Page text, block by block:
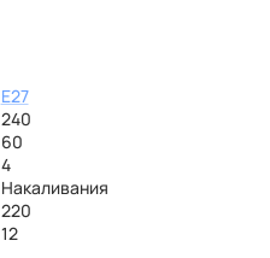
E27
240
60
4
Накаливания
220
12